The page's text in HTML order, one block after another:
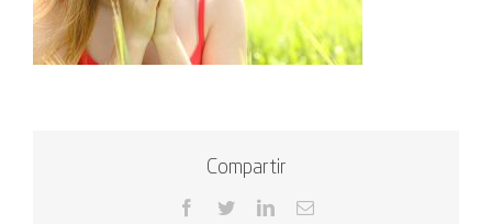
Compartir
Facebook
TwitterLinkedInCorreo